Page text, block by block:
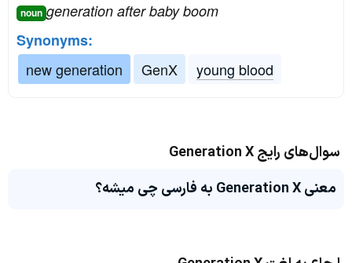
noun generation after baby boom
Synonyms:
new generation
GenX young blood
سوال‌های رایج Generation X
معنی Generation X به فارسی چی میشه؟